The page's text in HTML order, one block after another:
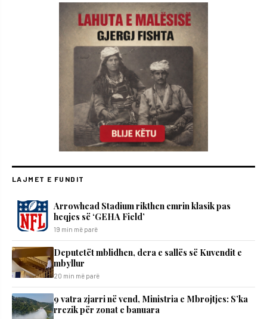
LAJMET E FUNDIT
Arrowhead Stadium rikthen emrin klasik pas
heqjes së ‘GEHA Field’
19 min më parë
Deputetët mblidhen, dera e sallës së Kuvendit e
mbyllur
20 min më parë
9 vatra zjarri në vend, Ministria e Mbrojtjes: S’ka
rrezik për zonat e banuara